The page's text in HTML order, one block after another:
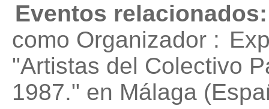
Eventos relacionados:
como Organizador :
"Artistas del Colectivo
1987." en Málaga